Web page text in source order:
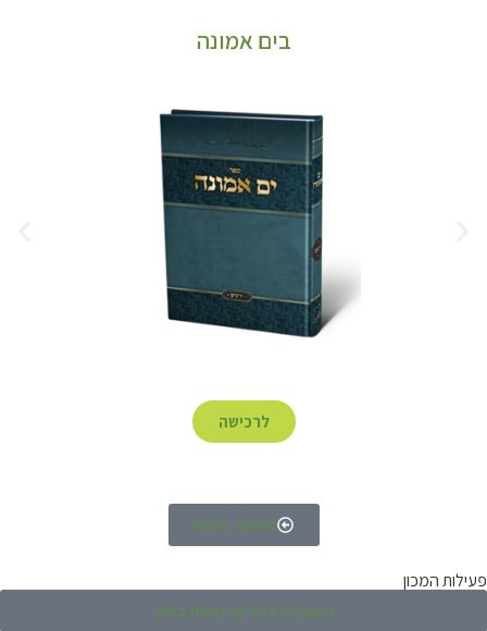
בים אמונה
לרכישה
למעבר לחנות
פעילות המכון
המעבדה לבדיקת נגיעות במזון